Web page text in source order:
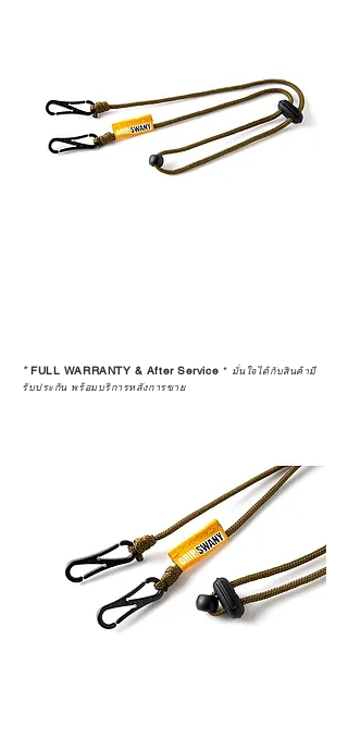
*FULL WARRANTY & After Service * มั่นใจได้กับสินค้ามี
รับประกัน พร้อมบริการหลังการขาย